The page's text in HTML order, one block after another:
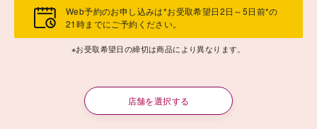
Web予約のお申し込みは*お受取希望日2日～5日前*の
21時までにご予約ください。
※お受取希望日の締切は商品により異なります。
店舗を選択する